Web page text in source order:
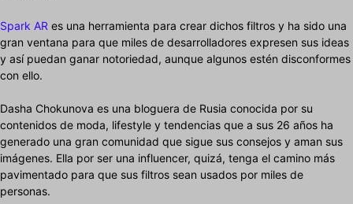
Spark AR es una herramienta para crear dichos filtros y ha sido una
gran ventana para que miles de desarrolladores expresen sus ideas
y así puedan ganar notoriedad, aunque algunos estén disconformes
con ello.
Dasha Chokunova es una bloguera de Rusia conocida por su
contenidos de moda, lifestyle y tendencias que a sus 26 años ha
generado una gran comunidad que sigue sus consejos y aman sus
imágenes. Ella por ser una influencer, quizá, tenga el camino más
pavimentado para que sus filtros sean usados por miles de
personas.